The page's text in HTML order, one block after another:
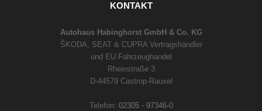
KONTAKT
Autohaus Habinghorst GmbH & Co. KG
ŠKODA, SEAT & CUPRA Vertragshändler
und EU Fahrzeughandel
Rheinstraße 3
D-44579 Castrop-Rauxel
Telefon: 02305 - 97346-0